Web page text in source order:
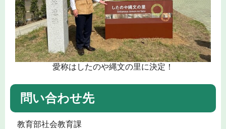
愛称はしたのや縄文の里に決定！
問い合わせ先
教育部社会教育課